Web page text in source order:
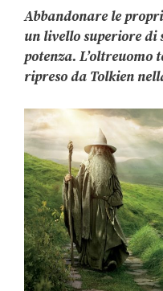
Abbandonare le
un livello superiore di
potenza. L’oltreuomo
ripreso da Tolkien